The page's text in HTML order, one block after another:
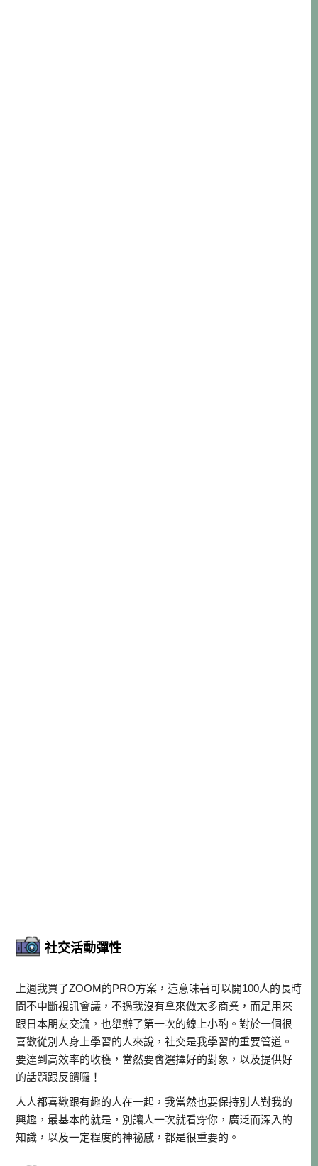
社交活動彈性
上週我買了ZOOM的PRO方案，這意味著可以開100人的長時
間不中斷視訊會議，不過我沒有拿來做太多商業，而是用來
跟日本朋友交流，也舉辦了第一次的線上小酌。對於一個很
喜歡從別人身上學習的人來說，社交是我學習的重要管道。
要達到高效率的收穫，當然要會選擇好的對象，以及提供好
的話題跟反饋囉！
人人都喜歡跟有趣的人在一起，我當然也要保持別人對我的
興趣，最基本的就是，別讓人一次就看穿你，廣泛而深入的
知識，以及一定程度的神祕感，都是很重要的。